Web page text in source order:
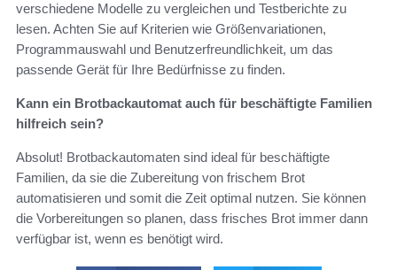
verschiedene Modelle zu vergleichen und Testberichte zu
lesen. Achten Sie auf Kriterien wie Größenvariationen,
Programmauswahl und Benutzerfreundlichkeit, um das
passende Gerät für Ihre Bedürfnisse zu finden.
Kann ein Brotbackautomat auch für beschäftigte Familien
hilfreich sein?
Absolut! Brotbackautomaten sind ideal für beschäftigte
Familien, da sie die Zubereitung von frischem Brot
automatisieren und somit die Zeit optimal nutzen. Sie können
die Vorbereitungen so planen, dass frisches Brot immer dann
verfügbar ist, wenn es benötigt wird.